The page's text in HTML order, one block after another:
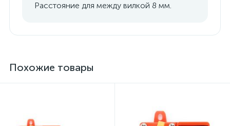
Расстояние для между вилкой 8 мм.
Похожие товары